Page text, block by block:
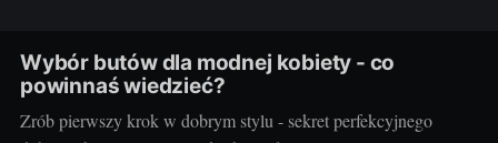
Wybór butów dla modnej kobiety - co
powinnaś wiedzieć?
Zrób pierwszy krok w dobrym stylu - sekret perfekcyjnego